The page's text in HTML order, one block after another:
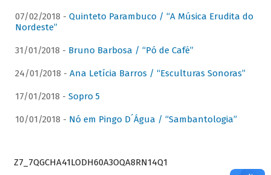
07/02/2018 - Quinteto Parambuco / “A Música Erudita do
Nordeste”
31/01/2018 - Bruno Barbosa / “Pó de Café”
24/01/2018 - Ana Letícia Barros / “Esculturas Sonoras”
17/01/2018 - Sopro 5
10/01/2018 - Nó em Pingo D´Água / “Sambantologia”
Z7_7QGCHA41LODH60A3OQA8RN14Q1